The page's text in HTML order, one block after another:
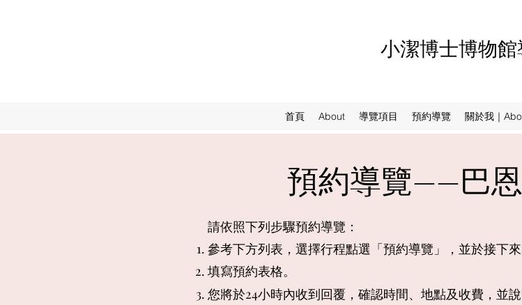
小潔博士博物
首頁 About 導覽項目 預約導覽 關於我｜
預約導覽——巴
請依照下列步驟預約導覽：
參考下方列表，選擇行程點選「預約導覽」，並於接下
填寫預約表格。
​您將於24小時內收到回覆，確認時間、地點及收費，並